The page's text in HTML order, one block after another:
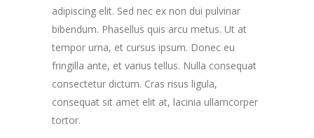
adipiscing elit. Sed nec ex non dui pulvinar
bibendum. Phasellus quis arcu metus. Ut at
tempor urna, et cursus ipsum. Donec eu
fringilla ante, et varius tellus. Nulla consequat
consectetur dictum. Cras risus ligula,
consequat sit amet elit at, lacinia ullamcorper
tortor.